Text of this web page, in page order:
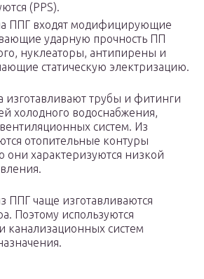
(PPS).
ППГ входят модифицирующие
ударную прочность ПП
нуклеаторы, антипирены и
статическую электризацию.
изготавливают трубы и фитинги
холодного водоснабжения,
систем. Из
отопительные контуры
они характеризуются низкой
ППГ чаще изготавливаются
Поэтому используются
канализационных систем